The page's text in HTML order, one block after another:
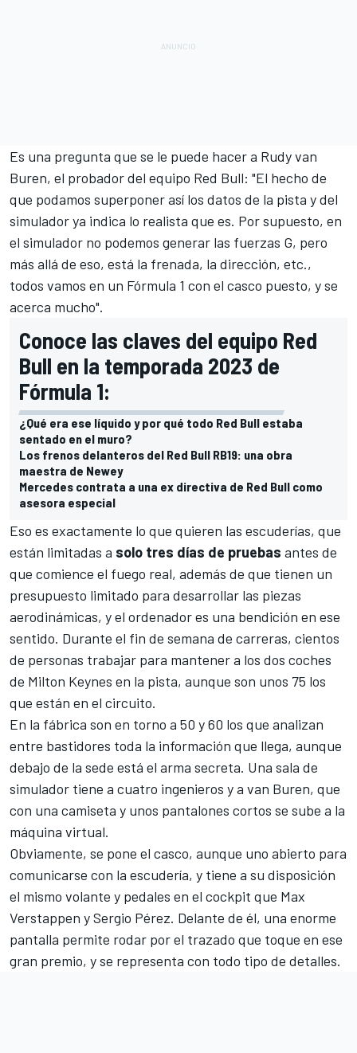
Es una pregunta que se le puede hacer a Rudy van
Buren, el probador del equipo Red Bull: "El hecho de
que podamos superponer así los datos de la pista y del
simulador ya indica lo realista que es. Por supuesto, en
el simulador no podemos generar las fuerzas G, pero
más allá de eso, está la frenada, la dirección, etc.,
todos vamos en un Fórmula 1 con el casco puesto, y se
acerca mucho".
Conoce las claves del equipo Red
Bull en la temporada 2023 de
Fórmula 1:
¿Qué era ese líquido y por qué todo Red Bull estaba
sentado en el muro?
Los frenos delanteros del Red Bull RB19: una obra
maestra de Newey
Mercedes contrata a una ex directiva de Red Bull como
asesora especial
Eso es exactamente lo que quieren las escuderías, que
están limitadas a solo tres días de pruebas antes de
que comience el fuego real, además de que tienen un
presupuesto limitado para desarrollar las piezas
aerodinámicas, y el ordenador es una bendición en ese
sentido. Durante el fin de semana de carreras, cientos
de personas trabajar para mantener a los dos coches
de Milton Keynes en la pista, aunque son unos 75 los
que están en el circuito.
En la fábrica son en torno a 50 y 60 los que analizan
entre bastidores toda la información que llega, aunque
debajo de la sede está el arma secreta. Una sala de
simulador tiene a cuatro ingenieros y a van Buren, que
con una camiseta y unos pantalones cortos se sube a la
máquina virtual.
Obviamente, se pone el casco, aunque uno abierto para
comunicarse con la escudería, y tiene a su disposición
el mismo volante y pedales en el cockpit que Max
Verstappen ySergio Pérez. Delante de él, una enorme
pantalla permite rodar por el trazado que toque en ese
gran premio, y se representa con todo tipo de detalles.